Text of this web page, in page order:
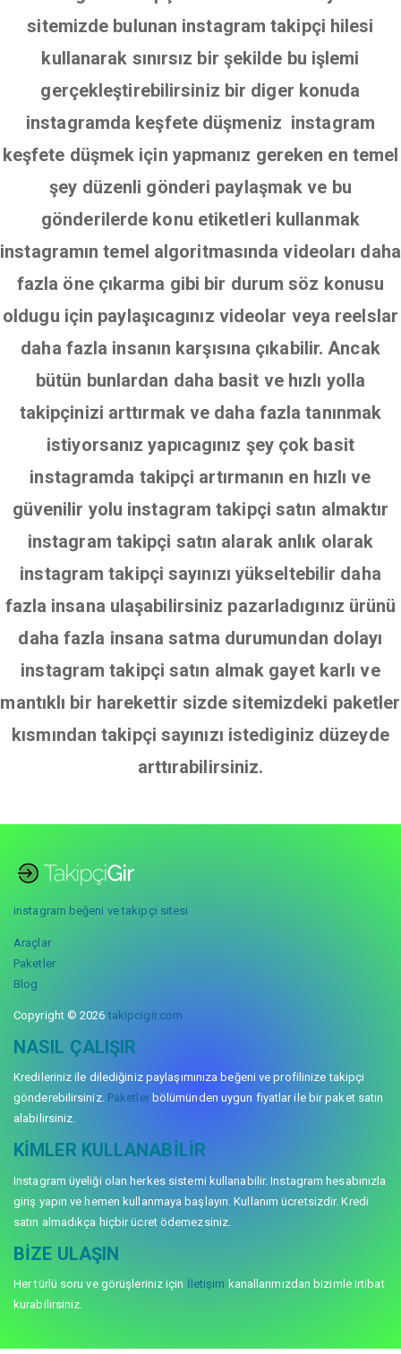
sitemizde bulunan instagram takipçi hilesi
kullanarak sınırsız bir şekilde bu işlemi
gerçekleştirebilirsiniz bir diger konuda
instagramda keşfete düşmeniz instagram
keşfete düşmek için yapmanız gereken en temel
şey düzenli gönderi paylaşmak ve bu
gönderilerde konu etiketleri kullanmak
instagramın temel algoritmasında videoları daha
fazla öne çıkarma gibi bir durum söz konusu
oldugu için paylaşıcagınız videolar veya reelslar
daha fazla insanın karşısına çıkabilir. Ancak
bütün bunlardan daha basit ve hızlı yolla
takipçinizi arttırmak ve daha fazla tanınmak
istiyorsanız yapıcagınız şey çok basit
instagramda takipçi artırmanın en hızlı ve
güvenilir yolu instagram takipçi satın almaktır
instagram takipçi satın alarak anlık olarak
instagram takipçi sayınızı yükseltebilir daha
fazla insana ulaşabilirsiniz pazarladıgınız ürünü
daha fazla insana satma durumundan dolayı
instagram takipçi satın almak gayet karlı ve
mantıklı bir harekettir sizde sitemizdeki paketler
kısmından takipçi sayınızı istediginiz düzeyde
arttırabilirsiniz.
instagram beğeni ve takipçi sitesi
Araçlar
Paketler
Blog
Copyright © 2026 takipcigir.com
NASIL ÇALIŞIR
Kredileriniz ile dilediğiniz paylaşımınıza beğeni ve profilinize takipçi
gönderebilirsiniz. Paketlerbölümünden uygun fiyatlar ile bir paket satın
alabilirsiniz.
KIMLER KULLANABILIR
Instagram üyeliği olan herkes sistemi kullanabilir. Instagram hesabınızla
giriş yapın ve hemen kullanmaya başlayın. Kullanım ücretsizdir. Kredi
satın almadıkça hiçbir ücret ödemezsiniz.
BIZE ULAŞIN
Her türlü soru ve görüşleriniz için İletişim kanallarımızdan bizimle irtibat
kurabilirsiniz.